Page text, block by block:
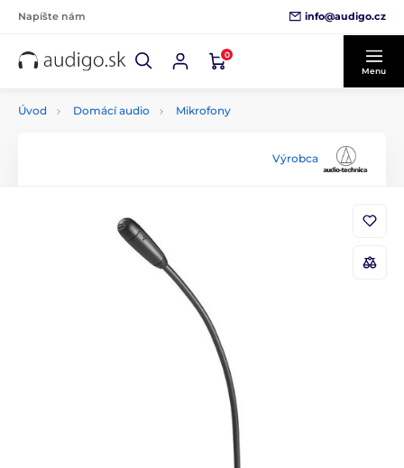
Napíšte nám info@audigo.cz
0
Menu
Úvod Domácí audio Mikrofony
Výrobca